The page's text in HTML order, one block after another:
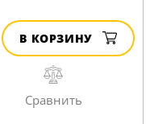
В КОРЗИНУ